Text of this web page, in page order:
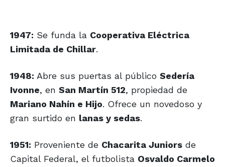
1947: Se funda la Cooperativa Eléctrica
Limitada de Chillar.
1948: Abre sus puertas al público Sedería
Ivonne, en San Martín 512, propiedad de
Mariano Nahín e Hijo. Ofrece un novedoso y
gran surtido en lanas y sedas.
1951: Proveniente de Chacarita Juniors de
Capital Federal, el futbolista Osvaldo Carmelo